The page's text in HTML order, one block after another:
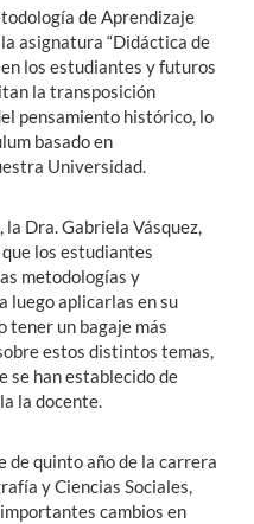
de Aprendizaje
asignatura “Didáctica de
los estudiantes y futuros
la transposición
pensamiento histórico, lo
basado en
Universidad.
Dra. Gabriela Vásquez,
los estudiantes
metodologías y
luego aplicarlas en su
tener un bagaje más
estos distintos temas,
se han establecido de
la docente.
de quinto año de la carrera
y Ciencias Sociales,
cambios en